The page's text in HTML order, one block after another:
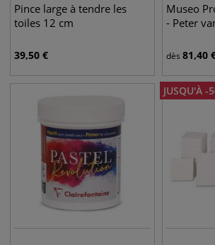
Pince large à tendre les
toiles 12 cm
39,50 €
Museo
- Peter
dès 81,40
JUSQU'À -